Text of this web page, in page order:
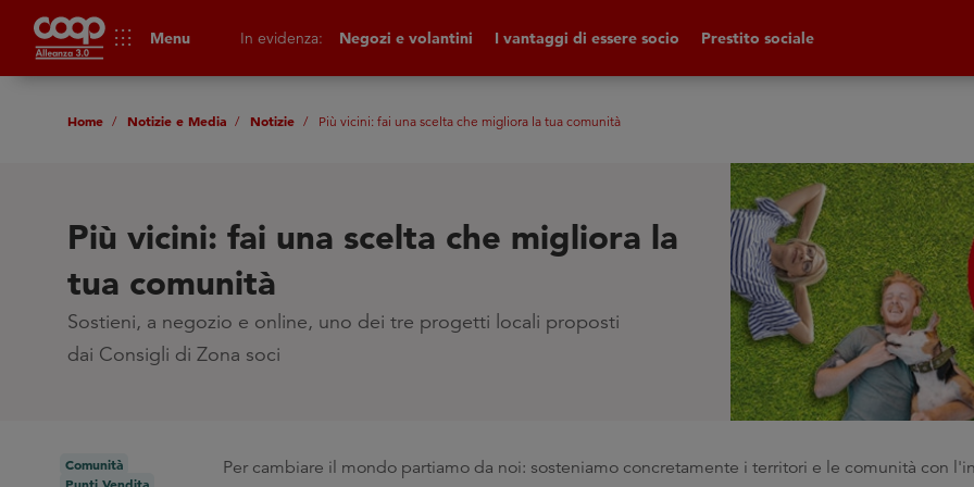
apps Menu In evidenza: Negozi e volantini I vantaggi di essere socio Prestito sociale
Home Notizie e Media Notizie Più vicini: fai una scelta che migliora la tua comunità
Più vicini: fai una scelta che migliora la
tua comunità
Sostieni, a negozio e online, uno dei tre progetti locali proposti
dai Consigli di Zona soci
Comunità
Per cambiare il mondo partiamo da noi: sosteniamo concretamente i territori e le comunità con